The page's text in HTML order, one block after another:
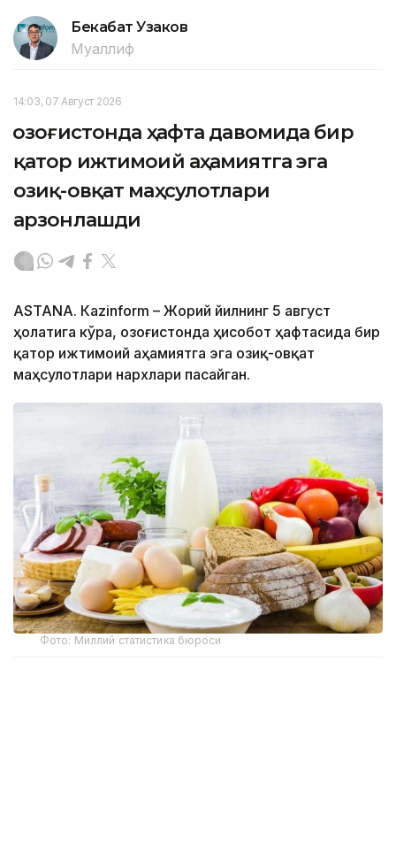
Бекабат Узаков
Муаллиф
14:03, 07 Август 2026
Қозоғистонда ҳафта давомида бир
қатор ижтимоий аҳамиятга эга
озиқ-овқат маҳсулотлари
арзонлашди
ASTANА. Кazinform – Жорий йилнинг 5 август
ҳолатига кўра, Қозоғистонда ҳисобот ҳафтасида бир
қатор ижтимоий аҳамиятга эга озиқ-овқат
маҳсулотлари нархлари пасайган.
Фото: Миллий статистика бюроси